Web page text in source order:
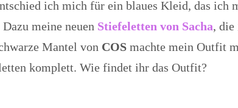
ich mich für ein blaues Kleid, das ich
meine neuen Stiefeletten von Sacha, die
Mantel von COS machte mein Outfit
komplett. Wie findet ihr das Outfit?